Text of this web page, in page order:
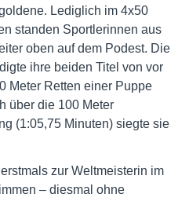
Lediglich im 4x50
standen Sportlerinnen aus
oben auf dem Podest. Die
ihre beiden Titel von vor
Meter Retten einer Puppe
über die 100 Meter
(1:05,75 Minuten) siegte sie
zur Weltmeisterin im
– diesmal ohne